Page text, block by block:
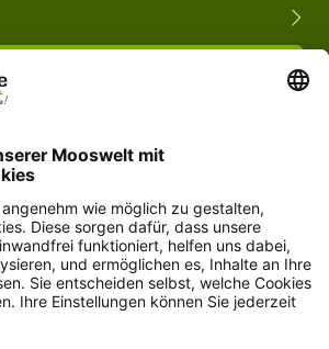
info@moosobjekt.de
Deutschland und Österreich.